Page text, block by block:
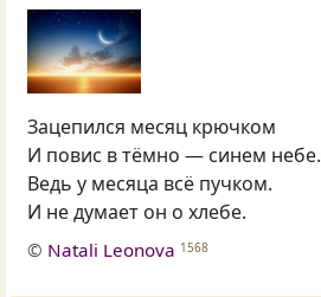
Зацепился месяц крючком
И повис в тёмно — синем небе.
Ведь у месяца всё пучком.
И не думает он о хлебе.
© Natali Leonova 1568